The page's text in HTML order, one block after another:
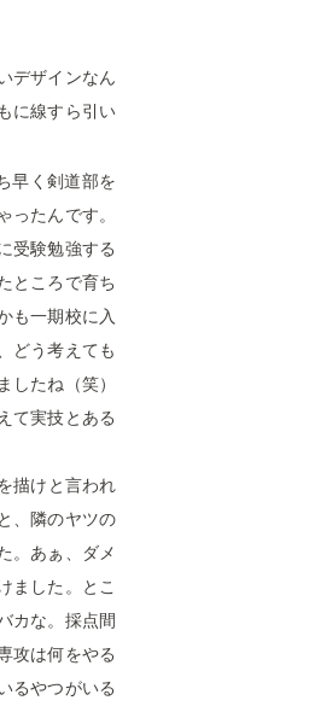
デザインなん
に線すら引い
早く剣道部を
たんです。
受験勉強する
ところで育ち
も一期校に入
どう考えても
たね（笑）
て実技とある
描けと言われ
、隣のヤツの
。あぁ、ダメ
ました。とこ
カな。採点間
攻は何をやる
るやつがいる